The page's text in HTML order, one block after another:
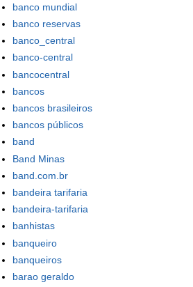
banco mundial
banco reservas
banco_central
banco-central
bancocentral
bancos
bancos brasileiros
bancos públicos
band
Band Minas
band.com.br
bandeira tarifaria
bandeira-tarifaria
banhistas
banqueiro
banqueiros
barao geraldo